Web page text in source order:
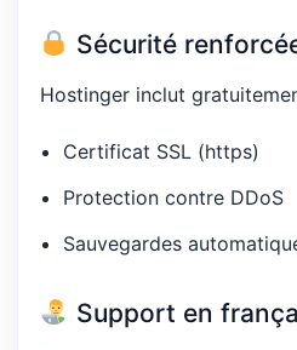
Sécurité
Hostinger inclut
Certificat SSL (https)
Protection contre DDoS
Sauvegardes
Support en